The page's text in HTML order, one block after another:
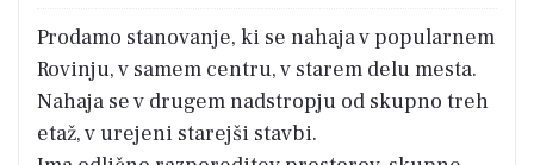
Prodamo stanovanje, ki se nahaja v popularnem
Rovinju, v samem centru, v starem delu mesta.
Nahaja se v drugem nadstropju od skupno treh
etaž, v urejeni starejši stavbi.